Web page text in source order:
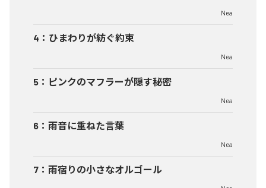
Nea
4 ： ひまわりが紡ぐ約束
Nea
5 ： ピンクのマフラーが隠す秘密
Nea
6 ： 雨音に重ねた言葉
Nea
7 ： 雨宿りの小さなオルゴール